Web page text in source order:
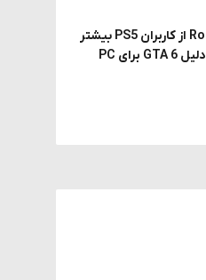
گزارش جنجالی: Rockstar از کاربران PS5 بیشتر
سود می‌برد؛ به همین دلیل GTA 6 برای PC